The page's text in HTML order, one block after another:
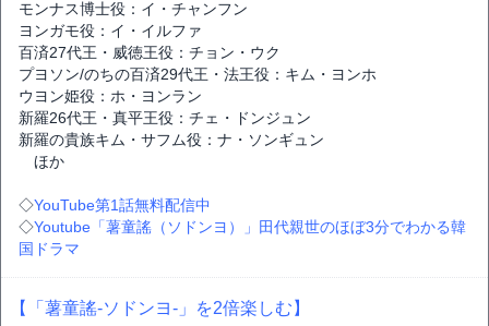
モンナス博士役：イ・チャンフン
ヨンガモ役：イ・イルファ
百済27代王・威徳王役：チョン・ウク
プヨソン/のちの百済29代王・法王役：キム・ヨンホ
ウヨン姫役：ホ・ヨンラン
新羅26代王・真平王役：チェ・ドンジュン
新羅の貴族キム・サフム役：ナ・ソンギュン
ほか
◇YouTube第1話無料配信中
◇Youtube「薯童謠（ソドンヨ）」田代親世のほぼ3分でわかる韓
国ドラマ
【「薯童謠-ソドンヨ-」を2倍楽しむ】